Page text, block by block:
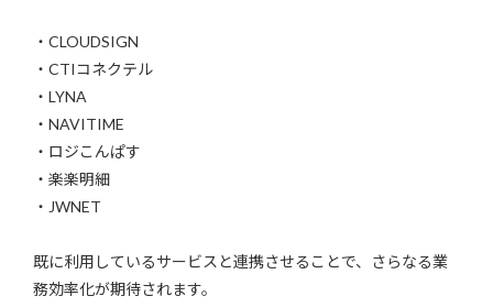
・CLOUDSIGN
・CTIコネクテル
・LYNA
・NAVITIME
・ロジこんぱす
・楽楽明細
・JWNET
既に利用しているサービスと連携させることで、さらなる業
務効率化が期待されます。